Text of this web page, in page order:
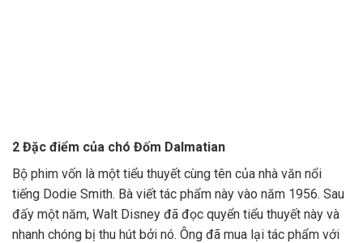
2 Đặc điểm của chó Đốm Dalmatian
Bộ phim vốn là một tiểu thuyết cùng tên của nhà văn nổi
tiếng Dodie Smith. Bà viết tác phẩm này vào năm 1956. Sau
đấy một năm, Walt Disney đã đọc quyển tiểu thuyết này và
nhanh chóng bị thu hút bởi nó. Ông đã mua lại tác phẩm với